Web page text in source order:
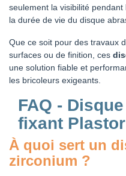
seulement la visibilité
la durée de vie du disque
Que ce soit pour des travaux
surfaces ou de finition, ces
une solution fiable et
les bricoleurs exigeants.
FAQ -
fixant Plastor
À quoi sert un
zirconium ?